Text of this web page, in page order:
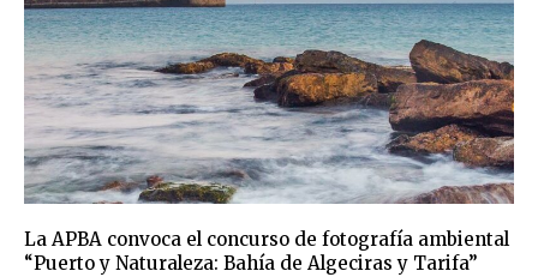
La APBA convoca el concurso de fotografía ambiental
“Puerto y Naturaleza: Bahía de Algeciras y Tarifa”